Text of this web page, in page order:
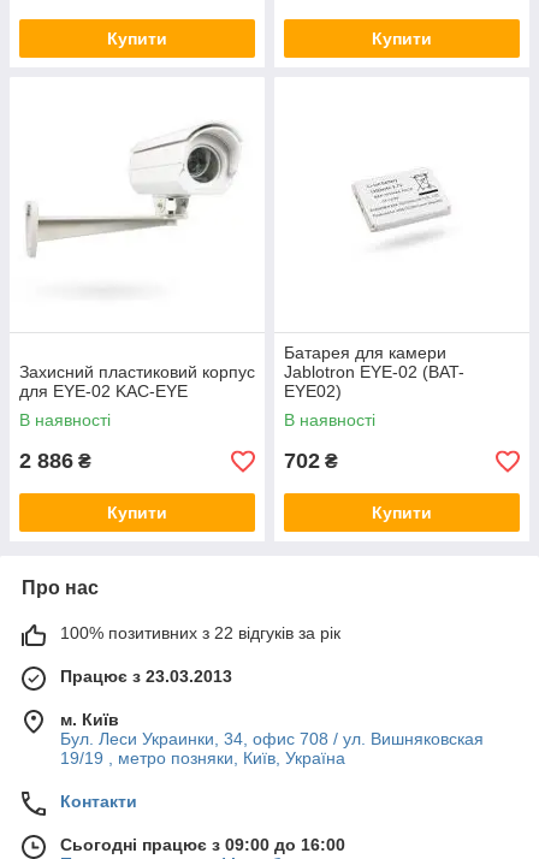
Купити Купити
Захисний пластиковий корпус
для EYE-02 KAC-EYE
В наявності
2 886 ₴
Купити
Батарея для камери
Jablotron EYE-02 (BAT-
EYE02)
В наявності
702 ₴
Купити
Про нас
100% позитивних з 22 відгуків за рік
Працює з 23.03.2013
м. Київ
Бул. Леси Украинки, 34, офис 708 / ул. Вишняковская
19/19 , метро позняки, Київ, Україна
Контакти
Сьогодні працює з 09:00 до 16:00